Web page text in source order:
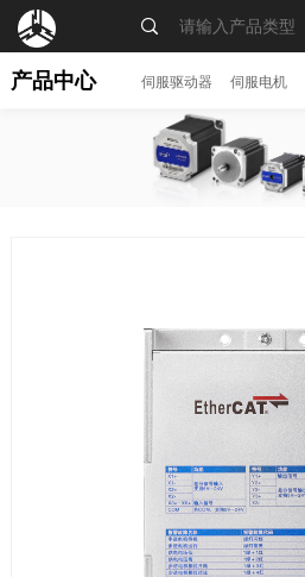
MENU
产品中心 伺服驱动器 伺服电机